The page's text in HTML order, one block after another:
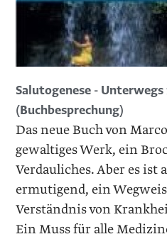
Salutogenese -
(Buchbesprechung)
Das neue Buch von
gewaltiges Werk, ein
Verdauliches. Aber es ist
ermutigend, ein
Verständnis von
Ein Muss für alle